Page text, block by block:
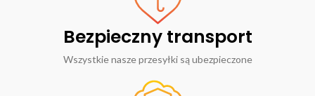
Bezpieczny transport
Wszystkie nasze przesyłki są ubezpieczone